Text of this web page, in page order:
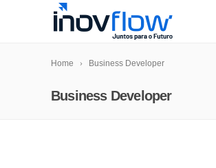
Home Business Developer
Business Developer